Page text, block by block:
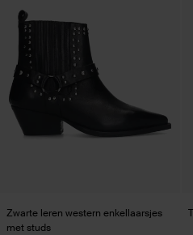
Zwarte leren western enkellaarsjes
met studs